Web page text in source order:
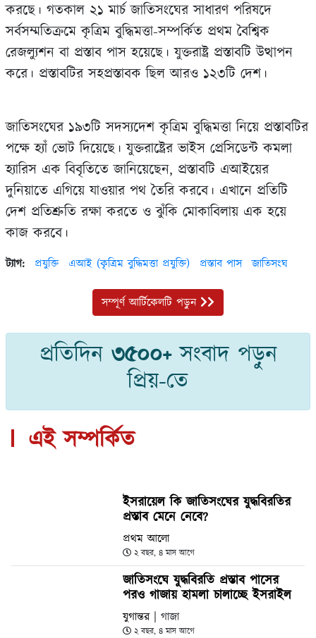
করছে। গতকাল ২১ মার্চ জাতিসংঘের সাধারণ পরিষদে
সর্বসম্মতিক্রমে কৃত্রিম বুদ্ধিমত্তা-সম্পর্কিত প্রথম বৈশ্বিক
রেজল্যুশন বা প্রস্তাব পাস হয়েছে। যুক্তরাষ্ট্র প্রস্তাবটি উত্থাপন
করে। প্রস্তাবটির সহপ্রস্তাবক ছিল আরও ১২৩টি দেশ।
জাতিসংঘের ১৯৩টি সদস্যদেশ কৃত্রিম বুদ্ধিমত্তা নিয়ে প্রস্তাবটির
পক্ষে হ্যাঁ ভোট দিয়েছে। যুক্তরাষ্ট্রের ভাইস প্রেসিডেন্ট কমলা
হ্যারিস এক বিবৃতিতে জানিয়েছেন, প্রস্তাবটি এআইয়ের
দুনিয়াতে এগিয়ে যাওয়ার পথ তৈরি করবে। এখানে প্রতিটি
দেশ প্রতিশ্রুতি রক্ষা করতে ও ঝুঁকি মোকাবিলায় এক হয়ে
কাজ করবে।
ট্যাগ: প্রযুক্তি এআই (কৃত্রিম বুদ্ধিমত্তা প্রযুক্তি) প্রস্তাব পাস জাতিসংঘ
সম্পূর্ণ আর্টিকেলটি পড়ুন
প্রতিদিন ৩৫০০+সংবাদ পড়ুন
প্রিয়-তে
এই সম্পর্কিত
ইসরায়েল কি জাতিসংঘের যুদ্ধবিরতির
প্রস্তাব মেনে নেবে?
প্রথম আলো
২ বছর, ৪ মাস আগে
জাতিসংঘে যুদ্ধবিরতি প্রস্তাব পাসের
পরও গাজায় হামলা চালাচ্ছে ইসরাইল
যুগান্তর | গাজা
২ বছর, ৪ মাস আগে